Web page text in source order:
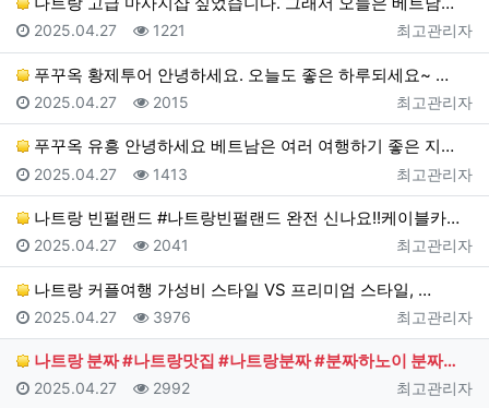
등록자
최고관리자
등록일
2025.04.27 조회
1221
푸꾸옥 황제투어 안녕하세요. 오늘도 좋은 하루되세요~ …
등록자
최고관리자
등록일
2025.04.27 조회
2015
푸꾸옥 유흥 안녕하세요 베트남은 여러 여행하기 좋은 지…
등록자
최고관리자
등록일
2025.04.27 조회
1413
나트랑 빈펄랜드 #나트랑빈펄랜드 완전 신나요!!케이블카…
등록자
최고관리자
등록일
2025.04.27 조회
2041
나트랑 커플여행 가성비 스타일 VS 프리미엄 스타일, …
등록자
최고관리자
등록일
2025.04.27 조회
3976
나트랑 분짜 #나트랑맛집 #나트랑분짜 #분짜하노이 분짜…
등록자
최고관리자
등록일
2025.04.27 조회
2992